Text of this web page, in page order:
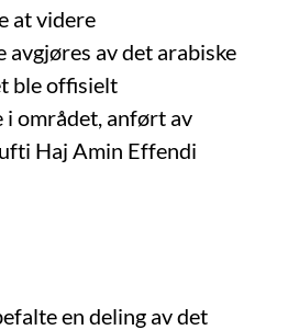
at videre
avgjøres av det arabiske
ble offisielt
i området, anført av
Haj Amin Effendi
en deling av det